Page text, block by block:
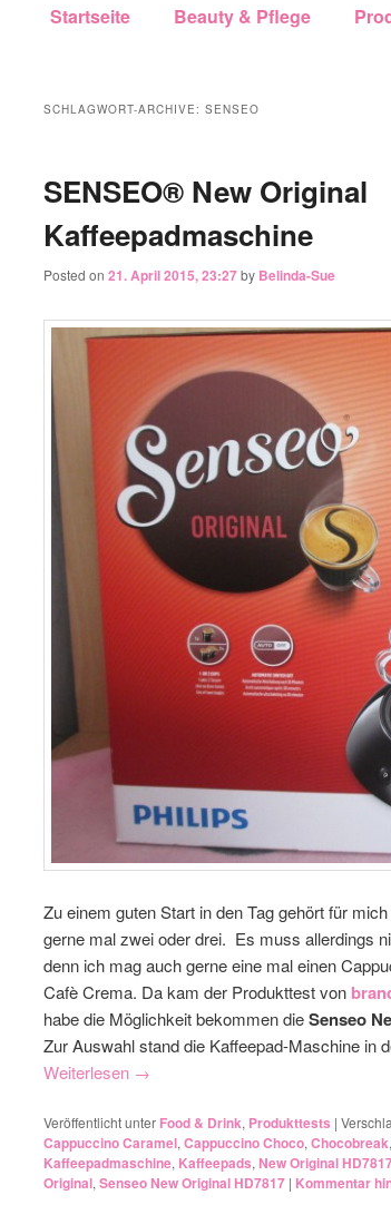
Zum Inhalt wechseln
Zum sekundären Inhalt wechseln
Startseite Beauty & Pflege
SCHLAGWORT-ARCHIVE: SENSEO
SENSEO® New Original
Kaffeepadmaschine
Posted on 21. April 2015, 23:27by Belinda-Sue
Zu einem guten Start in den Tag gehört für
gerne mal zwei oder drei. Es muss allerdings
denn ich mag auch gerne eine mal einen
Cafè Crema. Da kam der Produkttest von
habe die Möglichkeit bekommen dieSenseo
Zur Auswahl stand die Kaffeepad-Maschine in
Weiterlesen →
Veröffentlicht unter Food & Drink, Produkttests |
Cappuccino Caramel, Cappuccino Choco, Chocobreak,
Kaffeepadmaschine, Kaffeepads, New Original
Original, Senseo New Original HD7817 | Kommentar